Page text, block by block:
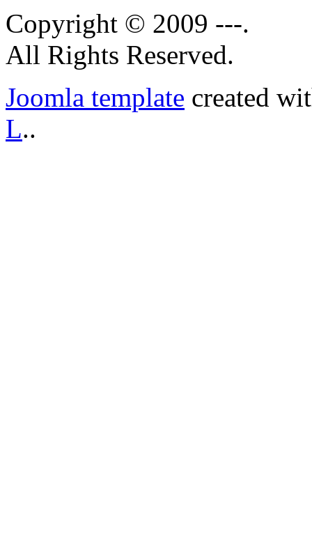
Copyright © 2009 ---.
All Rights Reserved.
Joomla template created
L..